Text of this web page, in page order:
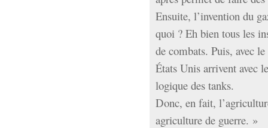
Ensuite, l’invention du
quoi ? Eh bien tous les
de combats. Puis, avec
États Unis arrivent avec
logique des tanks.
Donc, en fait,
agriculture de guerre. »